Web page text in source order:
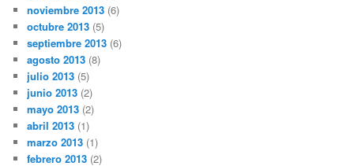
noviembre 2013 (6)
octubre 2013 (5)
septiembre 2013 (6)
agosto 2013 (8)
julio 2013 (5)
junio 2013 (2)
mayo 2013 (2)
abril 2013 (1)
marzo 2013 (1)
febrero 2013 (2)